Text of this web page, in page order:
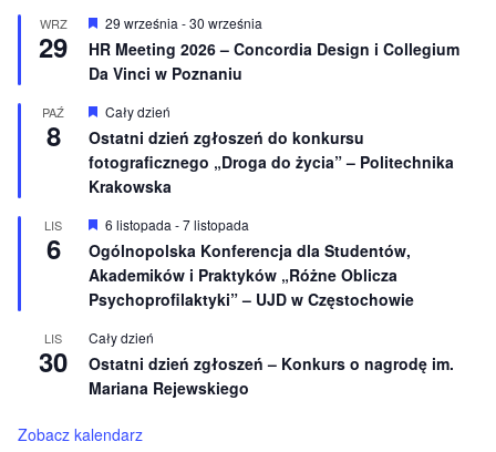
n
i
o
n
WRZ
29
W
y
r
ó
n
o
n
e
29 września -30 września
HR Meeting 2026 – Concordia Design i Collegium
Da Vinci w Poznaniu
PAŹ
8
W
r
ó
ż
n
i
o
n
e
Cały dzień
Ostatni dzień zgłoszeń do konkursu
fotograficznego „Droga do życia” – Politechnika
Krakowska
LIS
6
W
r
ó
ż
n
o
n
e
6 listopada -7 listopada
Ogólnopolska Konferencja dla Studentów,
Akademików i Praktyków „Różne Oblicza
Psychoprofilaktyki” – UJD w Częstochowie
LIS
30
Cały dzień
Ostatni dzień zgłoszeń – Konkurs o nagrodę im.
Mariana Rejewskiego
Zobacz kalendarz